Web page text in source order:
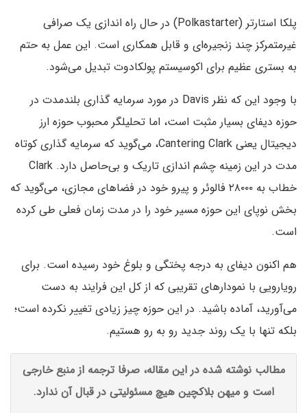
پلکا استارتر (Polkastarter) در حال راه اندازی یک صرافی
غیرمتمرکز چند زنجیره‌ای و قابل همکاری است. این عمل به حتم
به بستری عظیم برای اکوسیستم پولکادوت تبدیل می‌شود.
با وجود این که نظر Davis در مورد سرمایه گذاری بلندمدت در
حوزه دیفای بسیار مثبت است، اما تحلیلگر محبوب حوزه ارز
دیجیتال یعنی Cantering Clark، می‌گوید که سرمایه گذاری کوتاه
مدت در این زمینه چشم اندازی تاریک و بی‌حاصل دارد. Clark
خطاب به ۲۸۰۰۰ فالوئر و پیرو خود در فضاهای مجازی، می‌گوید که
بخش نوپای این حوزه مسیر خود را در مدت زمان فعلی طی کرده
است.
هم اکنون دیفای به درجه پختگی و بلوغ خود رسیده است. برای
رویارویی با نمودارهای تقریبی که از کل این فرایند به دست
می‌آورید، آماده باشید. در این حوزه چیز زیادی تغییر نکرده است؛
بلکه تنها با یک روند جدید رو به رو هستیم.
مطالب نوشته شده در این مقاله، صرفا ترجمه از منبع خارجی
است و میهن بلاکچین هیچ مسئولیتی در قبال آن ندارد.